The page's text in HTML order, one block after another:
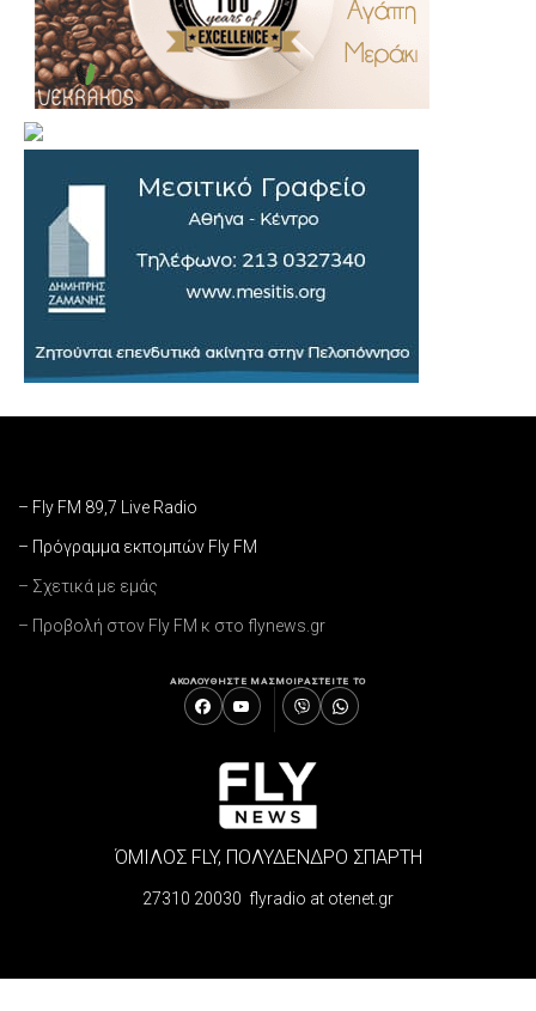
– Fly FM 89,7 Live Radio
– Πρόγραμμα εκπομπών Fly FM
– Σχετικά με εμάς
– Προβολή στον Fly FM κ στο flynews.gr
ΑΚΟΛΟΥΘΗΣΤΕ ΜΑΣΜΟΙΡΑΣΤΕΙΤΕ ΤΟ
ΌΜΙΛΟΣ FLY, ΠΟΛΥΔΕΝΔΡΟ ΣΠΑΡΤΗ
27310 20030 flyradio at otenet.gr